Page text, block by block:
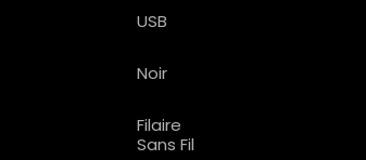
USB
Noir
Filaire
Sans Fil